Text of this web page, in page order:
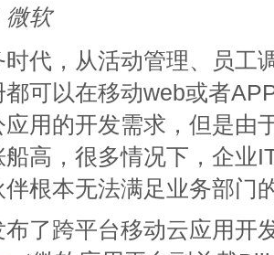
微软
代，从活动管理、员工
都可以在移动web或者
用的开发需求，但是由
船高，很多情况下，企业
根本无法满足业务部门
了跨平台移动云应用开